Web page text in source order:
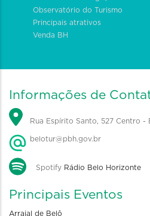
Observatório do Turismo
Principais atrativos
Venda BH
Informações de
Rua Espírito Santo, 527 Centro -
belotur@pbh.gov.br
Spotify Rádio Belo Horizonte
Principais Eventos
Arraial de Belô